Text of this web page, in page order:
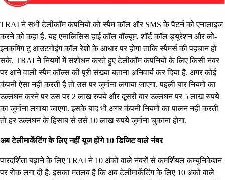
TRAI ने सभी टेलीकॉम कंपनियों को स्पैम कॉल और SMS के पैटर्न को एनालाइज
करने को कहा है. यह एनालिसिस हाई कॉल वॉल्यूम, शॉर्ट कॉल ड्यूरेशन और लो-
इनकमिंग टू आउटगोइंग कॉल रेशो के आधार पर होगा ताकि स्पैमर्स की पहचान हो
सके. TRAI ने नियमों में संशोधन करते हुए टेलीकॉम कंपनियों के लिए किसी नंबर
पर आने वाली स्पैम कॉल्स की पूरी संख्या बताना अनिवार्य कर दिया है. अगर कोई
कंपनी ऐसा नहीं करती है तो उस पर जुर्माना लगाया जाएगा. पहली बार नियमों का
उल्लंघन करने पर उस पर 2 लाख रुपये और दूसरी बार उल्लंघन पर 5 लाख रुपये
का जुर्माना लगाया जाएगा. इसके बाद भी अगर कंपनी नियमों का पालन नहीं करती
तो हर उल्लंघन के हिसाब से उसे 10 लाख रुपये जुर्माना चुकाना होगा.
अब टेलीमार्केटिंग के लिए नहीं यूज होंगे 10 डिजिट वाले नंबर
पारदर्शिता बढ़ाने के लिए TRAI ने 10 अंकों वाले नंबरों से कमर्शियल कम्युनिकेशन
पर रोक लगा दी है. इसका मतलब है कि अब टेलीमार्केटिंग के लिए 10 अंकों वाले